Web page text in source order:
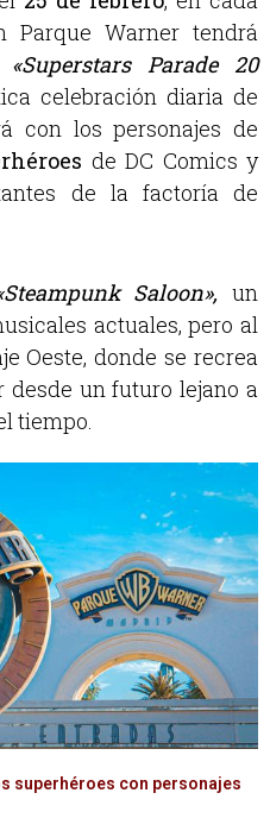
Parque Warner tendrá
«Superstars Parade 20
celebración diaria de
con los personajes de
de DC Comics y
de la factoría de
Saloon», un
actuales, pero al
Oeste, donde se recrea
un futuro lejano a
tiempo.
superhéroes con personajes